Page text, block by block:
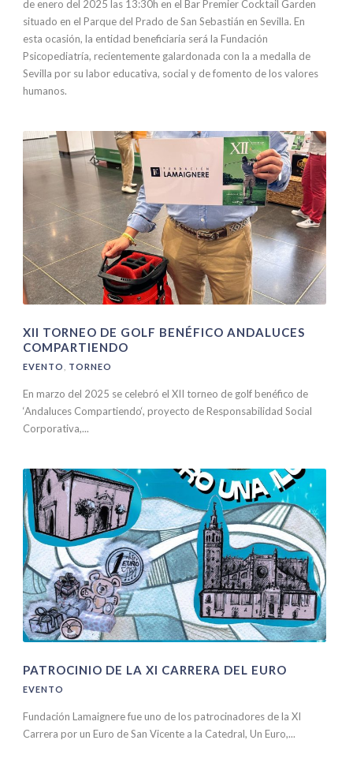
de enero del 2025 las 13:30h en el Bar Premier Cocktail Garden
situado en el Parque del Prado de San Sebastián en Sevilla. En
esta ocasión, la entidad beneficiaria será la Fundación
Psicopediatría, recientemente galardonada con la a medalla de
Sevilla por su labor educativa, social y de fomento de los valores
humanos.
XII TORNEO DE GOLF BENÉFICO ANDALUCES
COMPARTIENDO
EVENTO TORNEO
En marzo del 2025 se celebró el XII torneo de golf benéfico de
‘Andaluces Compartiendo‘, proyecto de Responsabilidad Social
Corporativa,...
PATROCINIO DE LA XI CARRERA DEL EURO
EVENTO
Fundación Lamaignere fue uno de los patrocinadores de la XI
Carrera por un Euro de San Vicente a la Catedral, Un Euro,...